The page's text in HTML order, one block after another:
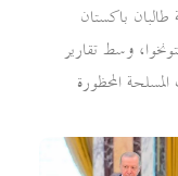
باكستان
وسط تقارير
المحظورة